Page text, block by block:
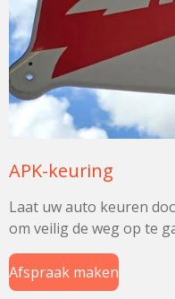
APK-keuring
Laat uw auto keuren
om veilig de weg op te
Afspraak maken